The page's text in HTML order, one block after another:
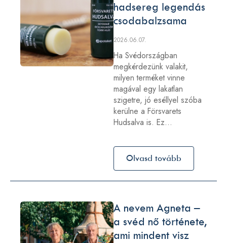
hadsereg legendás
csodabalzsama
2026.06.07.
Ha Svédországban
megkérdezünk valakit,
milyen terméket vinne
magával egy lakatlan
szigetre, jó eséllyel szóba
kerülne a Försvarets
Hudsalva is. Ez…
Olvasd tovább
A nevem Agneta –
a svéd nő története,
ami mindent visz